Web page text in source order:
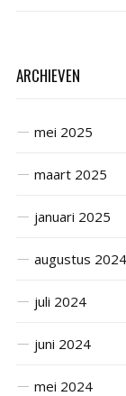
ARCHIEVEN
mei 2025
maart 2025
januari 2025
augustus 2024
juli 2024
juni 2024
mei 2024